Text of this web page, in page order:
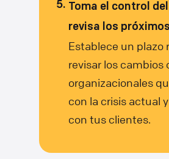
Toma el control
revisa los
Establece un plazo
revisar los cambios
organizacionales
con la crisis actual
con tus clientes.